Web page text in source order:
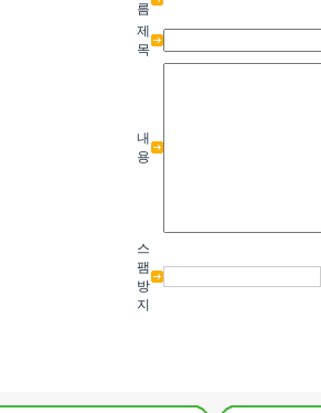
름
제
목
내
용
스
팸
방
지